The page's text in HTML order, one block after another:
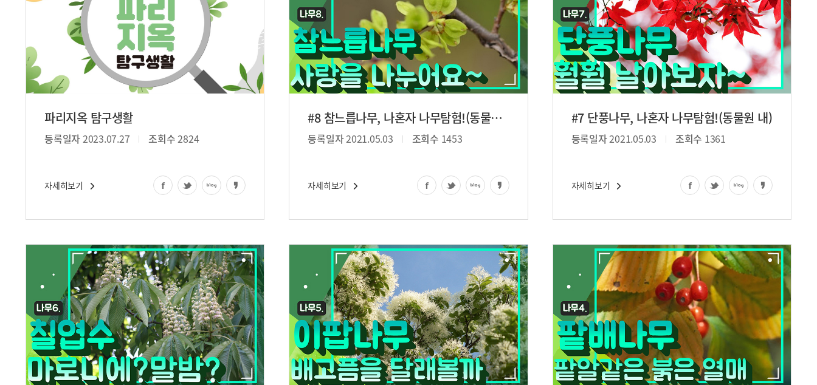
파리지옥 탐구생활
등록일자 2023.07.27 조회수 2824
자세히보기
#8 참느릅나무, 나혼자 나무탐험!(동물원 내)
등록일자2021.05.03 조회수 1453
자세히보기
#7 단풍나무, 나혼자 나무탐험!(동물원 내)
등록일자2021.05.03 조회수 1361
자세히보기